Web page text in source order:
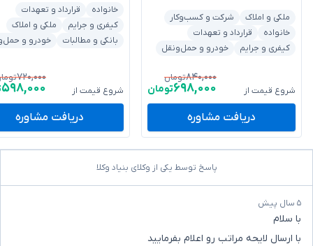
ملکی و املاک
شرکت و کسب‌وکار
خانواده
قرارداد و تعهدات
کیفری و جرایم
خودرو و حمل‌ونقل
شروع قیمت از
۸۴۰,۰۰۰تومان
۶۹۸,۰۰۰تومان
دریافت مشاوره
خانواده
قرارداد و تعهدات
کیفری و جرایم
ملکی و املاک
بانکی و مطالبات
خودرو و
شروع قیمت از
۷۲۰,۰۰۰
۵۹۸,۰۰۰
دریافت مشاوره
پاسخ توسط یکی از وکلای بنیاد وکلا
۵ سال پیش
با سلام
با ارسال لایحه مراتب رو اعلام بفرمایید